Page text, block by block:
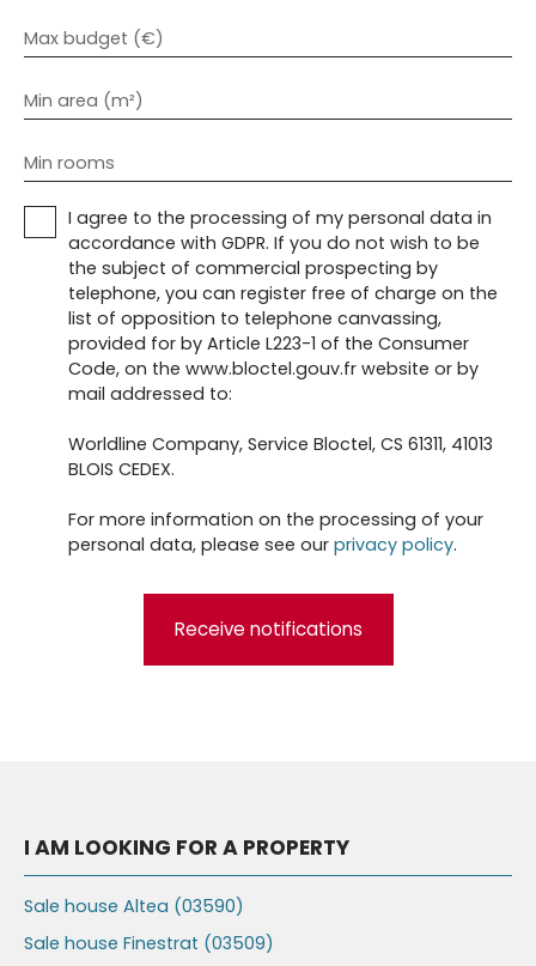
Max budget (€)
Min area (m²)
Min rooms
I agree to the processing of my personal data in
accordance with GDPR. If you do not wish to be
the subject of commercial prospecting by
telephone, you can register free of charge on the
list of opposition to telephone canvassing,
provided for by Article L223-1 of the Consumer
Code, on the www.bloctel.gouv.fr website or by
mail addressed to:
Worldline Company, Service Bloctel, CS 61311, 41013
BLOIS CEDEX.
For more information on the processing of your
personal data, please see our privacy policy.
Receive notifications
I AM LOOKING FOR A PROPERTY
Sale house Altea (03590)
Sale house Finestrat (03509)